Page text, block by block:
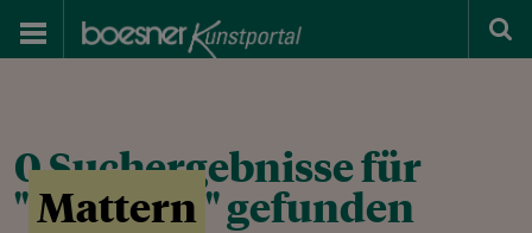
0 Suchergebnisse für
" Mattern " gefunden